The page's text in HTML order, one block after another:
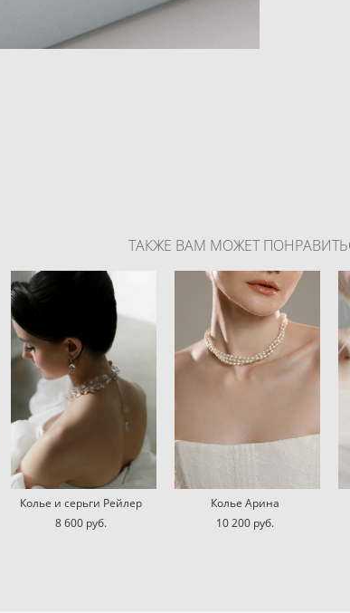
ТАКЖЕ ВАМ МОЖЕТ
Колье и серьги Рейлер
8 600 pуб.
Колье Арина
10 200 pуб.